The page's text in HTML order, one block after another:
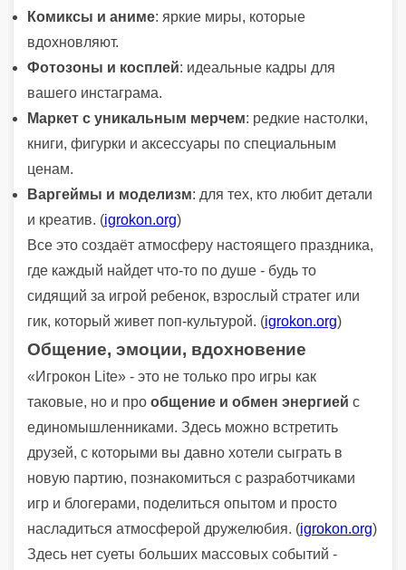
Комиксы и аниме: яркие миры, которые
вдохновляют.
Фотозоны и косплей: идеальные кадры для
вашего инстаграма.
Маркет с уникальным мерчем: редкие настолки,
книги, фигурки и аксессуары по специальным
ценам.
Варгеймы и моделизм: для тех, кто любит детали
и креатив. (igrokon.org)
Все это создаёт атмосферу настоящего праздника,
где каждый найдет что‑то по душе - будь то
сидящий за игрой ребенок, взрослый стратег или
гик, который живет поп‑культурой. (igrokon.org)
Общение, эмоции, вдохновение
«Игрокон Lite» - это не только про игры как
таковые, но и про общение и обмен энергией с
единомышленниками. Здесь можно встретить
друзей, с которыми вы давно хотели сыграть в
новую партию, познакомиться с разработчиками
игр и блогерами, поделиться опытом и просто
насладиться атмосферой дружелюбия. (igrokon.org)
Здесь нет суеты больших массовых событий -